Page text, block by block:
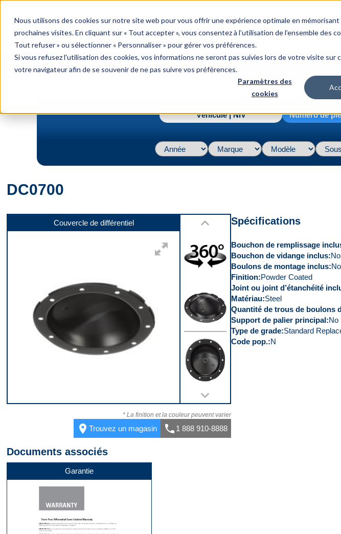
Nous utilisons des cookies sur notre site web pour vous offrir une expérience optimale en
prochaines visites. En cliquant sur « Tout accepter », vous consentez à l’utilisation de l’ensemble des
Tout refuser » ou sélectionner « Personnaliser » pour gérer vos préférences.
Si vous refusez l'utilisation des cookies, vos informations ne seront pas suivies lors de votre visite sur
votre navigateur afin de se souvenir de ne pas suivre vos préférences.
Paramètres des
cookies
menu Menu
Véhicule | NIV Numéro de
DC0700
Couvercle de différentiel
Kit
360
Dessus
Dessous
* La finition et la couleur peuvent varier
placeTrouvez un magasin call 1 888 910-8888
Spécifications
Bouchon de remplissage
Bouchon de vidange inclus No
Boulons de montage inclus No
Finition Powder Coated
Joint ou joint d’étanchéité
Matériau Steel
Quantité de trous de boulons
Support de palier principal No
Type de grade Standard
Code pop. N
Documents associés
Garantie